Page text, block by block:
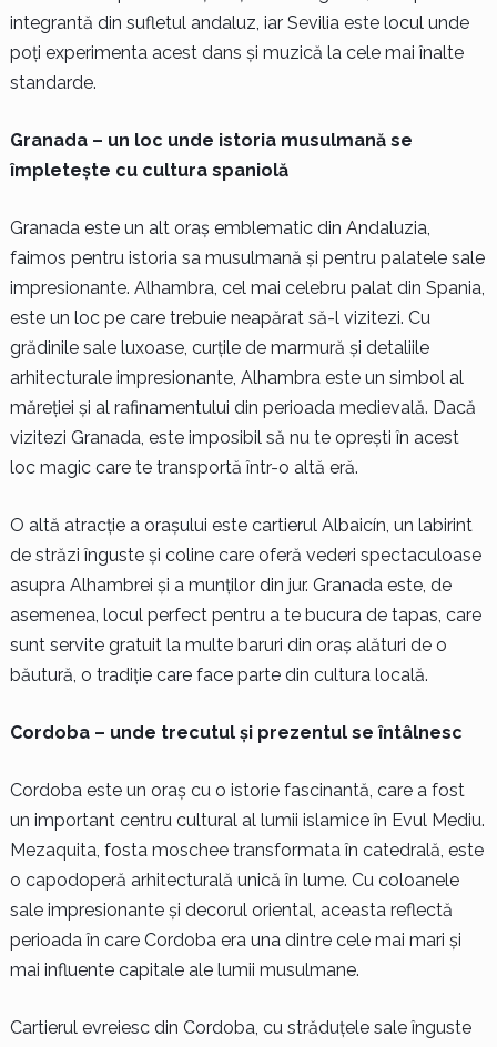
integrantă din sufletul andaluz, iar Sevilia este locul unde
poți experimenta acest dans și muzică la cele mai înalte
standarde.
Granada – un loc unde istoria musulmană se
împletește cu cultura spaniolă
Granada este un alt oraș emblematic din Andaluzia,
faimos pentru istoria sa musulmană și pentru palatele sale
impresionante. Alhambra, cel mai celebru palat din Spania,
este un loc pe care trebuie neapărat să-l vizitezi. Cu
grădinile sale luxoase, curțile de marmură și detaliile
arhitecturale impresionante, Alhambra este un simbol al
măreției și al rafinamentului din perioada medievală. Dacă
vizitezi Granada, este imposibil să nu te oprești în acest
loc magic care te transportă într-o altă eră.
O altă atracție a orașului este cartierul Albaicín, un labirint
de străzi înguste și coline care oferă vederi spectaculoase
asupra Alhambrei și a munților din jur. Granada este, de
asemenea, locul perfect pentru a te bucura de tapas, care
sunt servite gratuit la multe baruri din oraș alături de o
băutură, o tradiție care face parte din cultura locală.
Cordoba – unde trecutul și prezentul se întâlnesc
Cordoba este un oraș cu o istorie fascinantă, care a fost
un important centru cultural al lumii islamice în Evul Mediu.
Mezaquita, fosta moschee transformata în catedrală, este
o capodoperă arhitecturală unică în lume. Cu coloanele
sale impresionante și decorul oriental, aceasta reflectă
perioada în care Cordoba era una dintre cele mai mari și
mai influente capitale ale lumii musulmane.
Cartierul evreiesc din Cordoba, cu străduțele sale înguste